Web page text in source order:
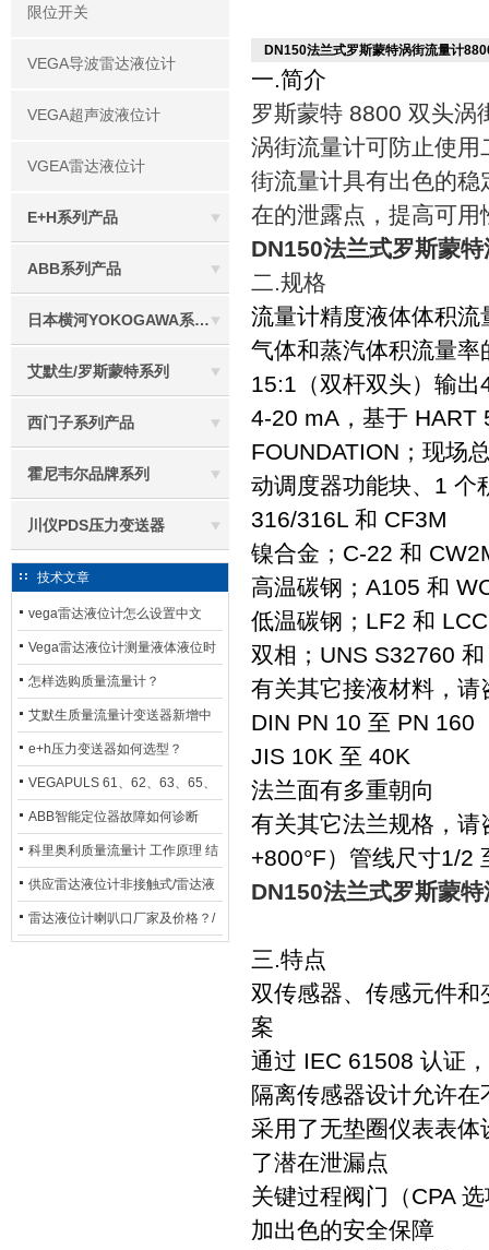
限位开关
VEGA导波雷达液位计
VEGA超声波液位计
VGEA雷达液位计
E+H系列产品
ABB系列产品
日本横河YOKOGAWA系列产品
艾默生/罗斯蒙特系列
西门子系列产品
霍尼韦尔品牌系列
川仪PDS压力变送器
技术文章
vega雷达液位计怎么设置中文
Vega雷达液位计测量液体液位时
应如何选型？
怎样选购质量流量计？
艾默生质量流量计变送器新增中
文显示选项，操作更便捷
e+h压力变送器如何选型？
VEGAPULS 61、62、63、65、
66在化工行业中的应用
ABB智能定位器故障如何诊断
科里奥利质量流量计 工作原理 结
构特点 选用安装使用
供应雷达液位计非接触式/雷达液
位计厂家
雷达液位计喇叭口厂家及价格？/
DN150法兰式罗斯蒙特涡街流量计
一.简介
罗斯蒙特 8800 双头涡
涡街流量计可防止使
街流量计具有出色的
在的泄露点，提高可
DN150法兰式罗斯蒙
二.规格
流量计精度液体体积
气体和蒸汽体积流量
15:1（双杆双头）输
4-20 mA，基于 HART
FOUNDATION；现场
动调度器功能块、1 个
316/316L 和 CF3M
镍合金；C-22 和
高温碳钢；A105 和
低温碳钢；LF2 和 LCC
双相；UNS S32760
有关其它接液材料，
DIN PN 10 至 PN 160
JIS 10K 至 40K
法兰面有多重朝向
有关其它法兰规格，请
+800°F）管线尺寸1/2
DN150法兰式罗斯蒙
三.特点
双传感器、传感元件
案
通过 IEC 61508 认证
隔离传感器设计允许
采用了无垫圈仪表表
了潜在泄漏点
关键过程阀门（CPA
加出色的安全保障